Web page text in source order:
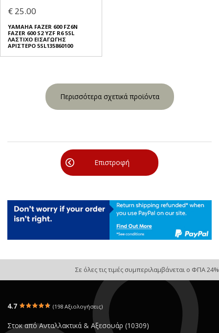
€ 25.00
YAMAHA FAZER 600 FZ6N
FAZER 600 S2 YZF R6 5SL
ΛΑΣΤΙΧΟ ΕΙΣΑΓΩΓΗΣ
ΑΡΙΣΤΕΡΟ 5SL135860100
Περισσότερα σχετικά προϊόντα
Επιστροφή
Σε όλες τις τιμές συμπεριλαμβάνεται ο ΦΠΑ 24%
4.7 (198 Αξιολογήσεις)
Στοκ από Ανταλλακτικά & Αξεσουάρ (10309)